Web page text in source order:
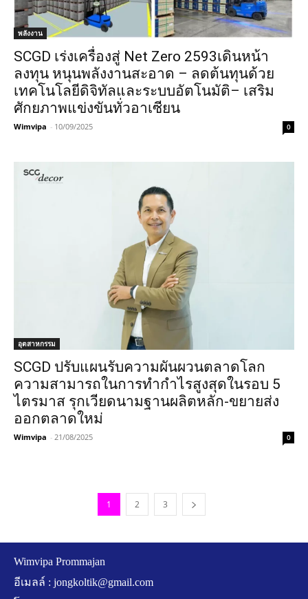
พลังงาน
SCGD เร่งเครื่องสู่ Net Zero 2593เดินหน้า
ลงทุน หนุนพลังงานสะอาด – ลดต้นทุนด้วย
เทคโนโลยีดิจิทัลและระบบอัตโนมัติ– เสริม
ศักยภาพแข่งขันทั่วอาเซียน
Wimvipa - 10/09/2025 0
อุตสาหกรรม
SCGD ปรับแผนรับความผันผวนตลาดโลก
ความสามารถในการทำกำไรสูงสุดในรอบ 5
ไตรมาส รุกเวียดนามฐานผลิตหลัก-ขยายส่ง
ออกตลาดใหม่
Wimvipa - 21/08/2025 0
1 2 3
Wimvipa Prommajan
อีเมลล์ : jongkoltik@gmail.com